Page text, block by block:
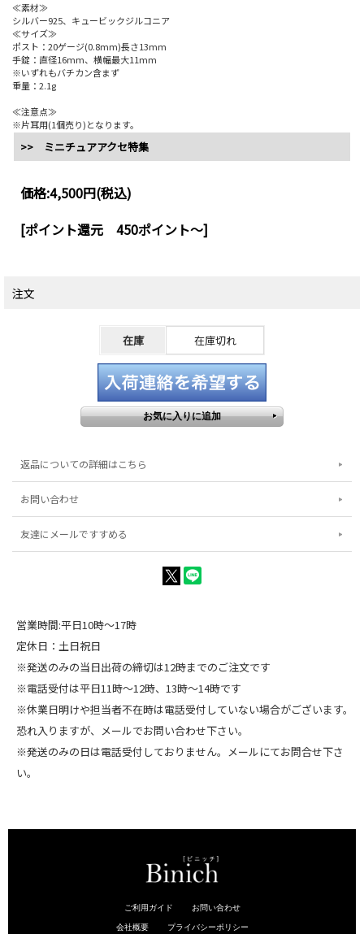
≪素材≫
シルバー925、キュービックジルコニア
≪サイズ≫
ポスト：20ゲージ(0.8mm)長さ13mm
手錠：直径16mm、横幅最大11mm
※いずれもバチカン含まず
重量：2.1g
≪注意点≫
※片耳用(1個売り)となります。
>> ミニチュアアクセ特集
価格:4,500円(税込)
[ポイント還元 450ポイント～]
注文
在庫 在庫切れ
返品についての詳細はこちら
お問い合わせ
友達にメールですすめる
営業時間:平日10時～17時
定休日：土日祝日
※発送のみの当日出荷の締切は12時までのご注文です
※電話受付は平日11時～12時、13時～14時です
※休業日明けや担当者不在時は電話受付していない場合がございます。
恐れ入りますが、メールでお問い合わせ下さい。
※発送のみの日は電話受付しておりません。メールにてお問合せ下さ
い。